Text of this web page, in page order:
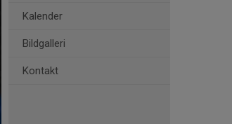
Kalender
Bildgalleri
Kontakt